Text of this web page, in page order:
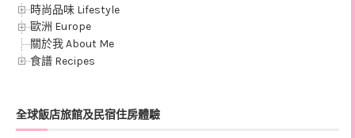
時尚品味 Lifestyle
歐洲 Europe
關於我 About Me
食譜 Recipes
全球飯店旅館及民宿住房體驗